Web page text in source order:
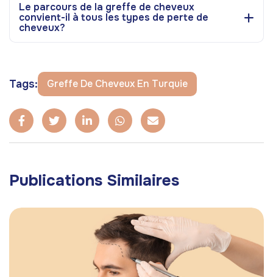
Le parcours de la greffe de cheveux
convient-il à tous les types de perte de
cheveux?
Tags: Greffe De Cheveux En Turquie
Publications Similaires